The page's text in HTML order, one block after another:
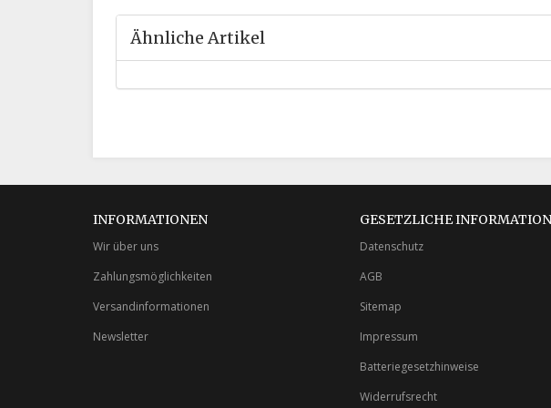
Ähnliche Artikel
INFORMATIONEN
Wir über uns
Zahlungsmöglichkeiten
Versandinformationen
Newsletter
GESETZLICHE
Datenschutz
AGB
Sitemap
Impressum
Batteriegesetzhinweise
Widerrufsrecht